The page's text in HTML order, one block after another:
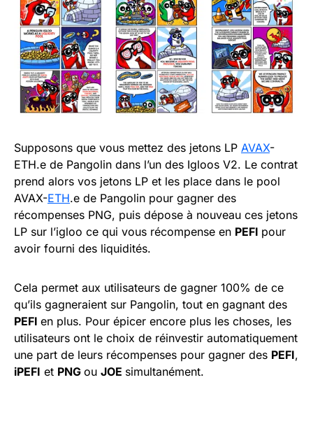
Supposons que vous mettez des jetons LP AVAX-
ETH.e de Pangolin dans l’un des Igloos V2. Le contrat
prend alors vos jetons LP et les place dans le pool
AVAX-ETH.e de Pangolin pour gagner des
récompenses PNG, puis dépose à nouveau ces jetons
LP sur l’igloo ce qui vous récompense en PEFI pour
avoir fourni des liquidités.
Cela permet aux utilisateurs de gagner 100% de ce
qu’ils gagneraient sur Pangolin, tout en gagnant des
PEFI en plus. Pour épicer encore plus les choses, les
utilisateurs ont le choix de réinvestir automatiquement
une part de leurs récompenses pour gagner des PEFI,
iPEFI et PNG ou JOE simultanément.